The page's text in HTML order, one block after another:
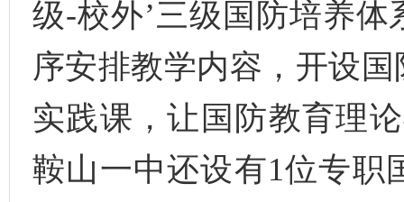
级-校外’三级国防培养
序安排教学内容，开设
实践课，让国防教育理
鞍山一中还设有1位专职